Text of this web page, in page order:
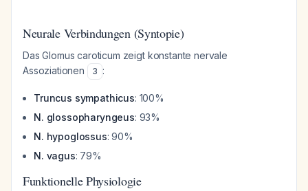
Neurale Verbindungen (Syntopie)
Das Glomus caroticum zeigt konstante nervale
Assoziationen
3 :
Truncus sympathicus: 100%
N. glossopharyngeus: 93%
N. hypoglossus: 90%
N. vagus: 79%
Funktionelle Physiologie